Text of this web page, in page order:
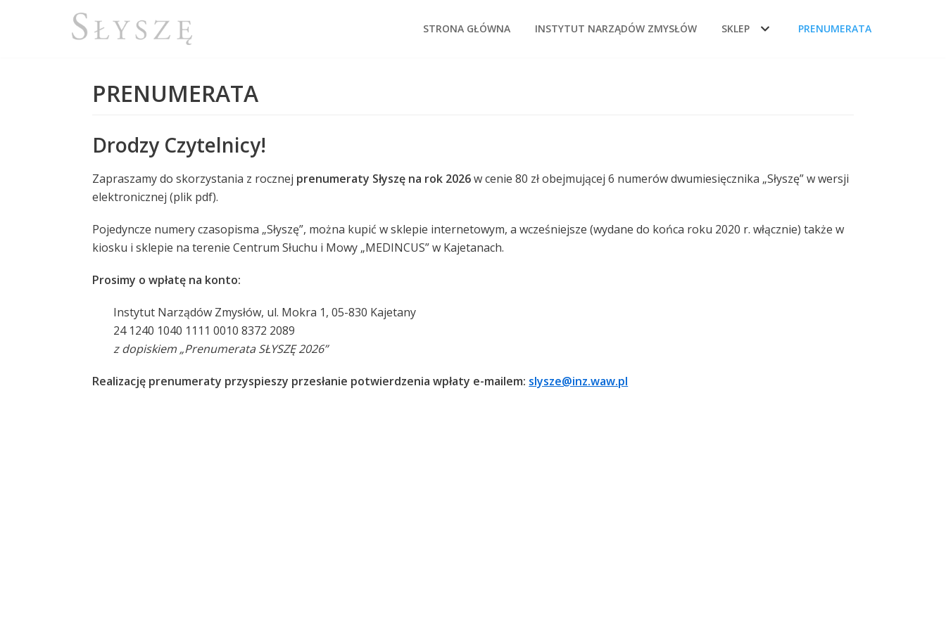
STRONA GŁÓWNA INSTYTUT NARZĄDÓW ZMYSŁÓW SKLEP PRENUMERATA
PRENUMERATA
Drodzy Czytelnicy!
Zapraszamy do skorzystania z rocznej prenumeraty Słyszę na rok 2026w cenie 80 zł obejmującej 6 numerów dwumiesięcznika „Słyszę” w wersji
elektronicznej (plik pdf).
Pojedyncze numery czasopisma „Słyszę”, można kupić w sklepie internetowym, a wcześniejsze (wydane do końca roku 2020 r. włącznie) także w
kiosku i sklepie na terenie Centrum Słuchu i Mowy „MEDINCUS” w Kajetanach.
Prosimy o wpłatę na konto:
Instytut Narządów Zmysłów, ul. Mokra 1, 05-830 Kajetany
24 1240 1040 1111 0010 8372 2089
z dopiskiem „Prenumerata SŁYSZĘ 2026”
Realizację prenumeraty przyspieszy przesłanie potwierdzenia wpłaty e-mailem: slysze@inz.waw.pl